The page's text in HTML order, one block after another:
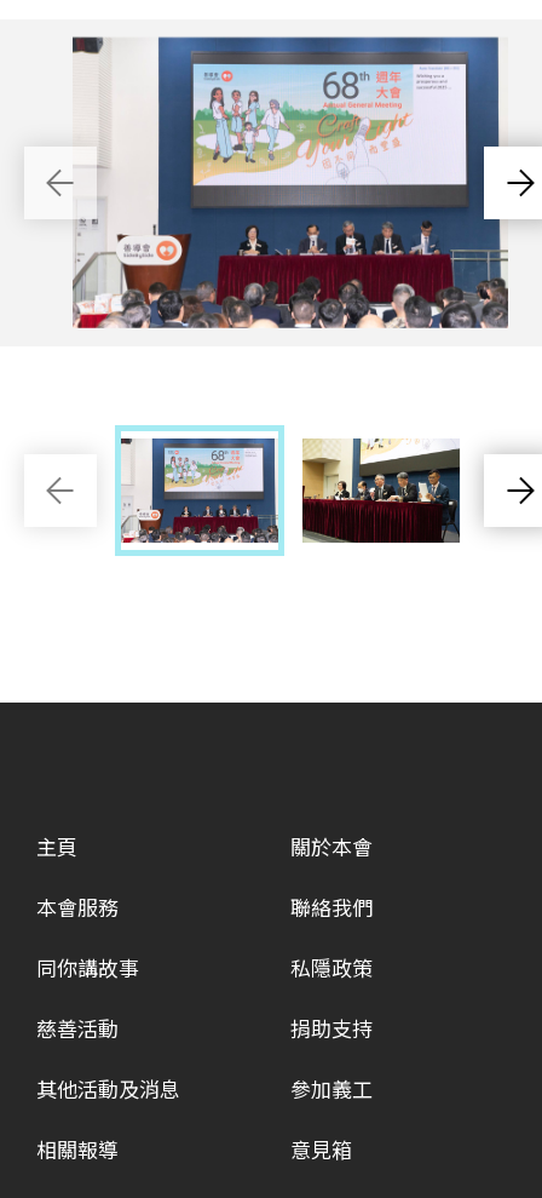
主頁
本會服務
同你講故事
慈善活動
其他活動及消息
相關報導
關於本會
聯絡我們
私隱政策
捐助支持
參加義工
意見箱